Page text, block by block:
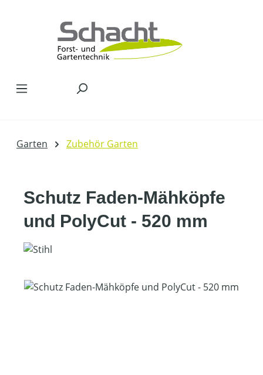
Garten Zubehör Garten
Schutz Faden-Mähköpfe
und PolyCut - 520 mm
Bildergalerie überspringen